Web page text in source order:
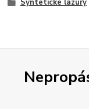
Syntetické lazury